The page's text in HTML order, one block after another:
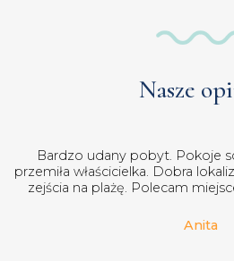
Nasze
dziećmi.
Spaliśmy w
zadbane. Piękny
pomocna. Z kuchni
budynku winda.